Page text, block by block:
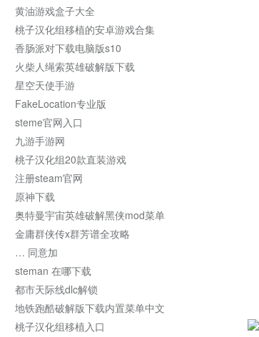
黄油游戏盒子大全
桃子汉化组移植的安卓游戏合集
香肠派对下载电脑版s10
火柴人绳索英雄破解版下载
星空天使手游
FakeLocation专业版
steme官网入口
九游手游网
桃子汉化组20款直装游戏
注册steam官网
原神下载
奥特曼宇宙英雄破解黑侠mod菜单
金庸群侠传x群芳谱全攻略
… 同意加
steman 在哪下载
都市天际线dlc解锁
地铁跑酷破解版下载内置菜单中文
桃子汉化组移植入口